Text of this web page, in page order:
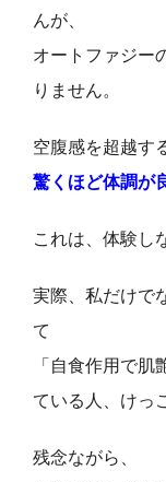
んが、
オートファジー
りません。
空腹感を超越す
驚くほど体調が
これは、体験し
実際、私だけで
て
「自食作用で
ている人、けっ
残念ながら、